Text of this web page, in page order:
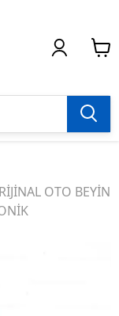
OTO BEYİN